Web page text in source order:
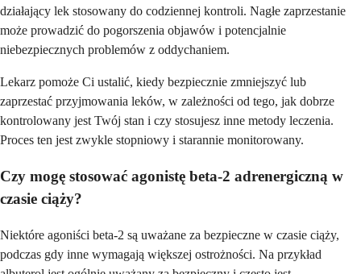
działający lek stosowany do codziennej kontroli. Nagłe zaprzestanie
może prowadzić do pogorszenia objawów i potencjalnie
niebezpiecznych problemów z oddychaniem.
Lekarz pomoże Ci ustalić, kiedy bezpiecznie zmniejszyć lub
zaprzestać przyjmowania leków, w zależności od tego, jak dobrze
kontrolowany jest Twój stan i czy stosujesz inne metody leczenia.
Proces ten jest zwykle stopniowy i starannie monitorowany.
Czy mogę stosować agonistę beta-2 adrenergiczną w
czasie ciąży?
Niektóre agoniści beta-2 są uważane za bezpieczne w czasie ciąży,
podczas gdy inne wymagają większej ostrożności. Na przykład